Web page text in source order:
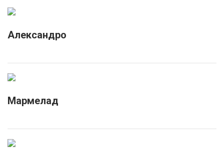
Александро
Мармелад